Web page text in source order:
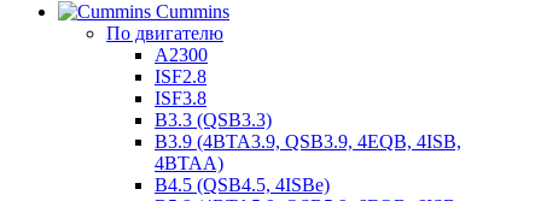
Cummins
По двигателю
A2300
ISF2.8
ISF3.8
B3.3 (QSB3.3)
B3.9 (4BTA3.9, QSB3.9, 4EQB, 4ISB,
4BTAA)
B4.5 (QSB4.5, 4ISBe)